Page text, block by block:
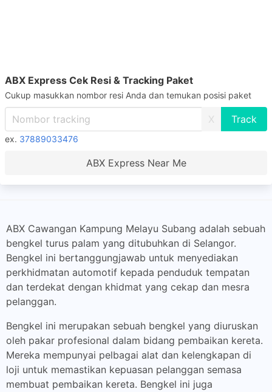
ABX Express Cek Resi & Tracking Paket
Cukup masukkan nombor resi Anda dan temukan posisi paket
X
ex. 37889033476
ABX Express Near Me
ABX Cawangan Kampung Melayu Subang adalah sebuah
bengkel turus palam yang ditubuhkan di Selangor.
Bengkel ini bertanggungjawab untuk menyediakan
perkhidmatan automotif kepada penduduk tempatan
dan terdekat dengan khidmat yang cekap dan mesra
pelanggan.
Bengkel ini merupakan sebuah bengkel yang diuruskan
oleh pakar profesional dalam bidang pembaikan kereta.
Mereka mempunyai pelbagai alat dan kelengkapan di
loji untuk memastikan kepuasan pelanggan semasa
membuat pembaikan kereta. Bengkel ini juga